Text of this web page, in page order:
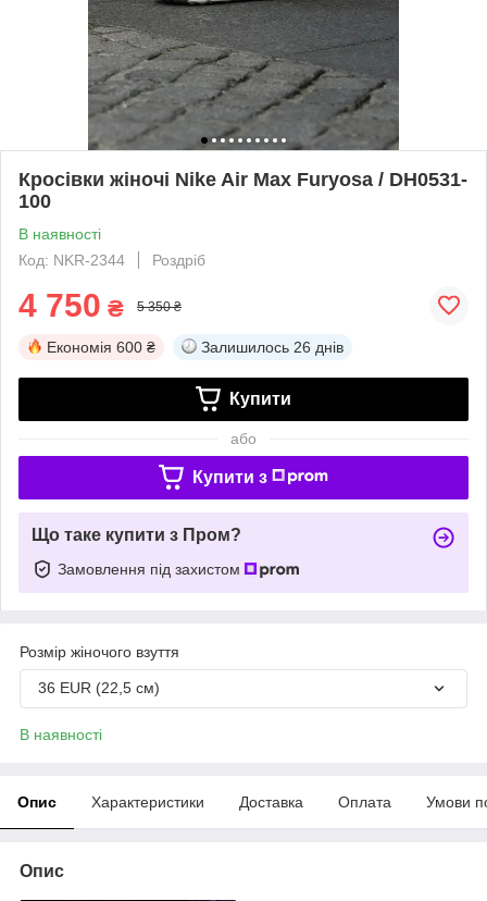
Кросівки жіночі Nike Air Max Furyosa / DH0531-
100
В наявності
Код: NKR-2344
Роздріб
4 750 ₴ 5 350 ₴
Економія 600 ₴ Залишилось 26 днів
Купити
або
Купити з
Що таке купити з Пром?
Замовлення під захистом
Розмір жіночого взуття
36 EUR (22,5 см)
В наявності
Опис Характеристики Доставка Оплата Умови
Опис